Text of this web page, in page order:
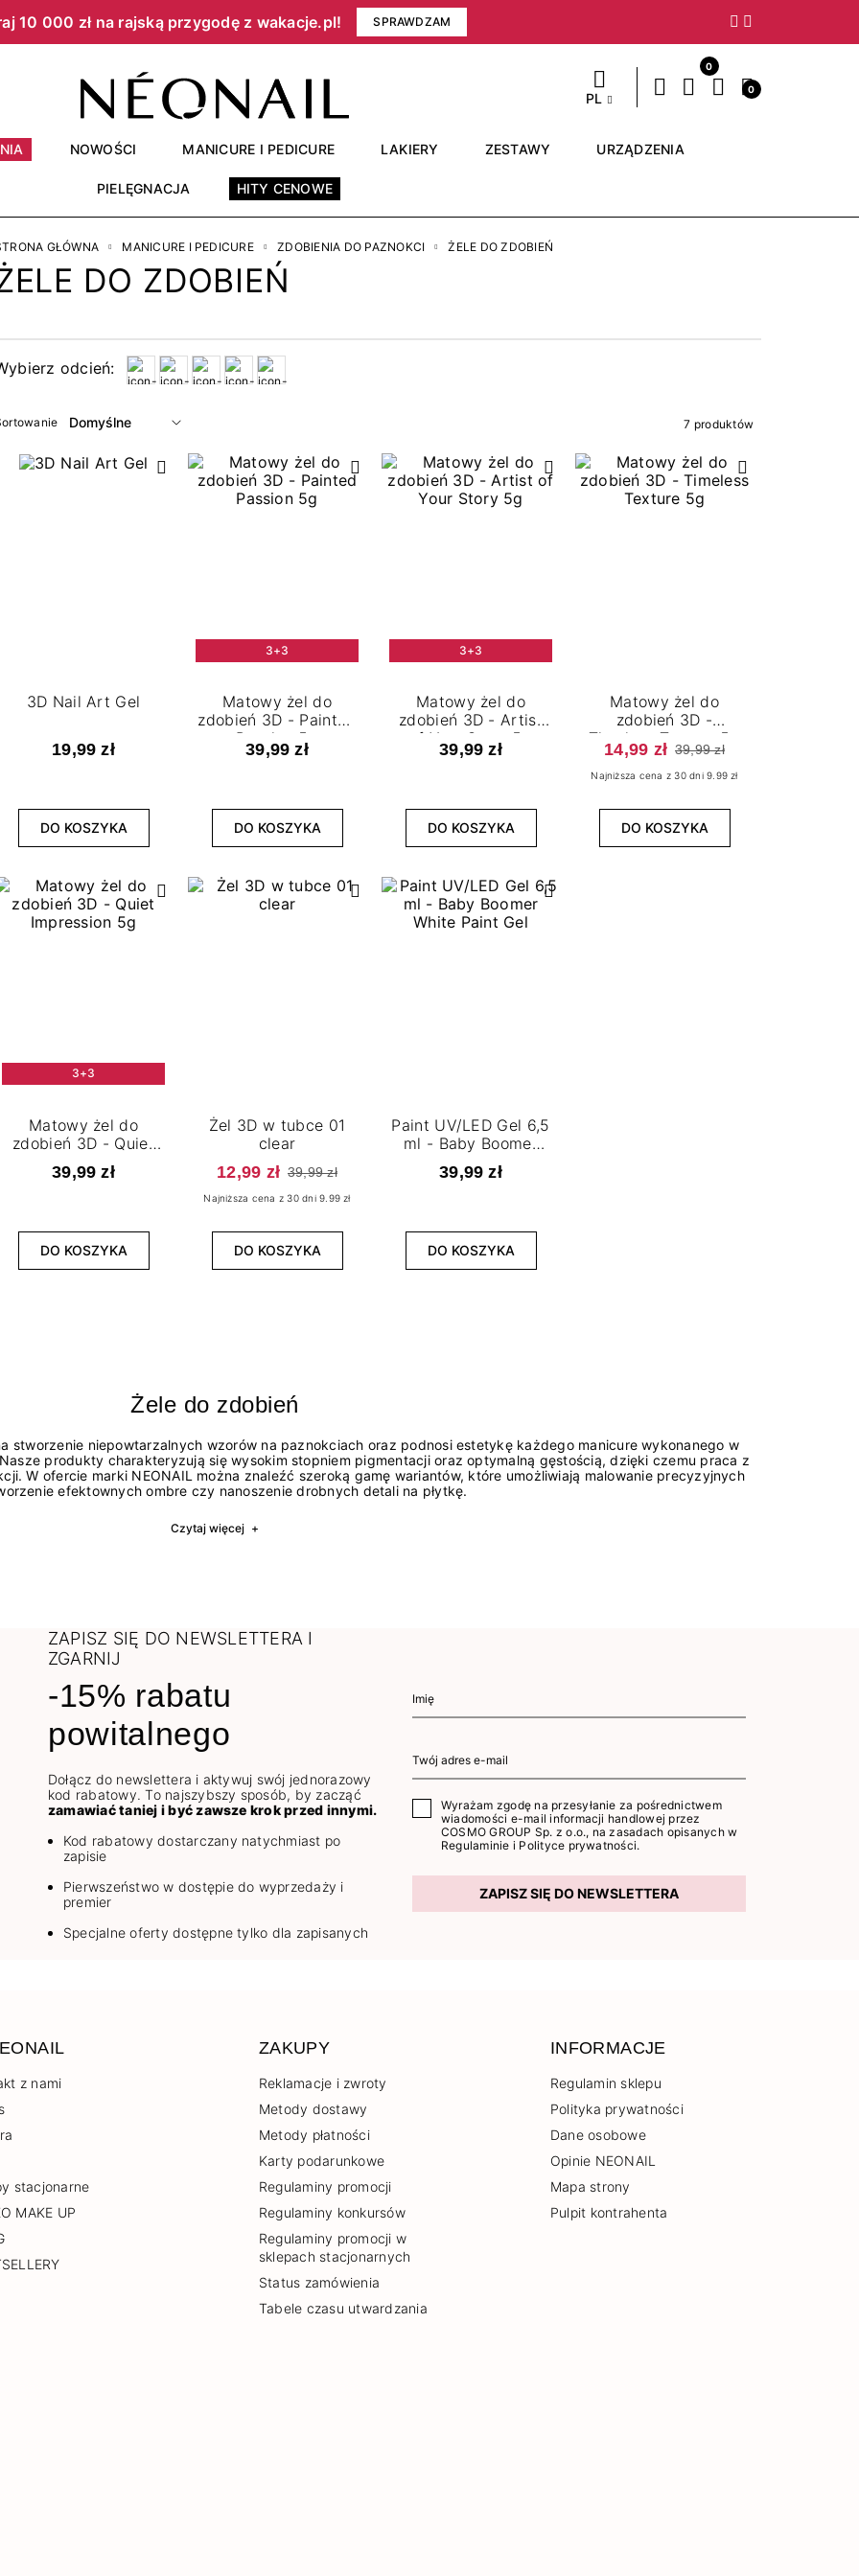
10 000 zł na rajską przygodę z wakacje.pl!​ SPRAWDZAM Następny
PL
0
0
NOWOŚCI MANICURE I PEDICURE LAKIERY ZESTAWY URZĄDZENIA
PIELĘGNACJA HITY CENOWE
GŁÓWNA MANICURE I PEDICURE ZDOBIENIA DO PAZNOKCI ŻELE DO ZDOBIEŃ
DO ZDOBIEŃ
odcień:
7 produktów
3D Nail Art Gel
19,99 zł
DO KOSZYKA
3+3
Matowy żel do
zdobień 3D - Painted
Passion 5g
39,99 zł
DO KOSZYKA
3+3
Matowy żel do
zdobień 3D - Artist
of Your Story 5g
39,99 zł
DO KOSZYKA
Matowy żel do
zdobień 3D -
Timeless Texture 5g
14,99 zł 39,99 zł
Najniższa cena z 30 dni 9.99 zł
DO KOSZYKA
3+3
Matowy żel do
zdobień 3D - Quiet
Impression 5g
39,99 zł
DO KOSZYKA
Żel 3D w tubce 01
clear
12,99 zł 39,99 zł
Najniższa cena z 30 dni 9.99 zł
DO KOSZYKA
Paint UV/LED Gel 6,5
ml - Baby Boomer
White Paint Gel
39,99 zł
DO KOSZYKA
Żele do zdobień
stworzenie niepowtarzalnych wzorów na paznokciach oraz podnosi estetykę każdego manicure wykonanego w
produkty charakteryzują się wysokim stopniem pigmentacji oraz optymalną gęstością, dzięki czemu praca z
W ofercie marki NEONAIL można znaleźć szeroką gamę wariantów, które umożliwiają malowanie precyzyjnych
efektownych ombre czy nanoszenie drobnych detali na płytkę.
Czytaj więcej +
ZAPISZ SIĘ DO NEWSLETTERA I
ZGARNIJ
-15% rabatu
powitalnego
Dołącz do newslettera i aktywuj swój jednorazowy
kod rabatowy. To najszybszy sposób, by zacząć
zamawiać taniej i być zawsze krok przed innymi.
Kod rabatowy dostarczany natychmiast po
zapisie
Pierwszeństwo w dostępie do wyprzedaży i
premier
Specjalne oferty dostępne tylko dla zapisanych
Wyrażam zgodę na przesyłanie za pośrednictwem
wiadomości e-mail informacji handlowej przez
COSMO GROUP Sp. z o.o., na zasadach opisanych w
Regulaminie i Polityce prywatności.
ZAPISZ SIĘ DO NEWSLETTERA
z nami
stacjonarne
MAKE UP
ZAKUPY
Reklamacje i zwroty
Metody dostawy
Metody płatności
Karty podarunkowe
Regulaminy promocji
Regulaminy konkursów
Regulaminy promocji w
sklepach stacjonarnych
Status zamówienia
Tabele czasu utwardzania
INFORMACJE
Regulamin sklepu
Polityka prywatności
Dane osobowe
Opinie NEONAIL
Mapa strony
Pulpit kontrahenta